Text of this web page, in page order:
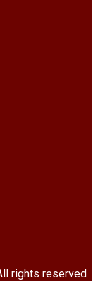
rights reserved